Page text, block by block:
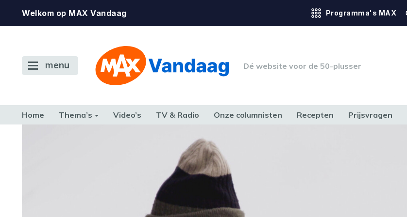
Welkom op MAX Vandaag Programma's MAX
menu Dé website voor de 50-plusser
Home Thema’s Video’s TV & Radio Onze columnisten Recepten Prijsvragen